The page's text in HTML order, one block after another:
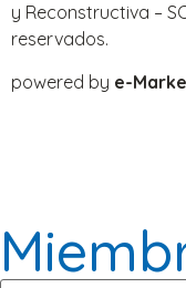
y Reconstructiva –
reservados.
powered by e-